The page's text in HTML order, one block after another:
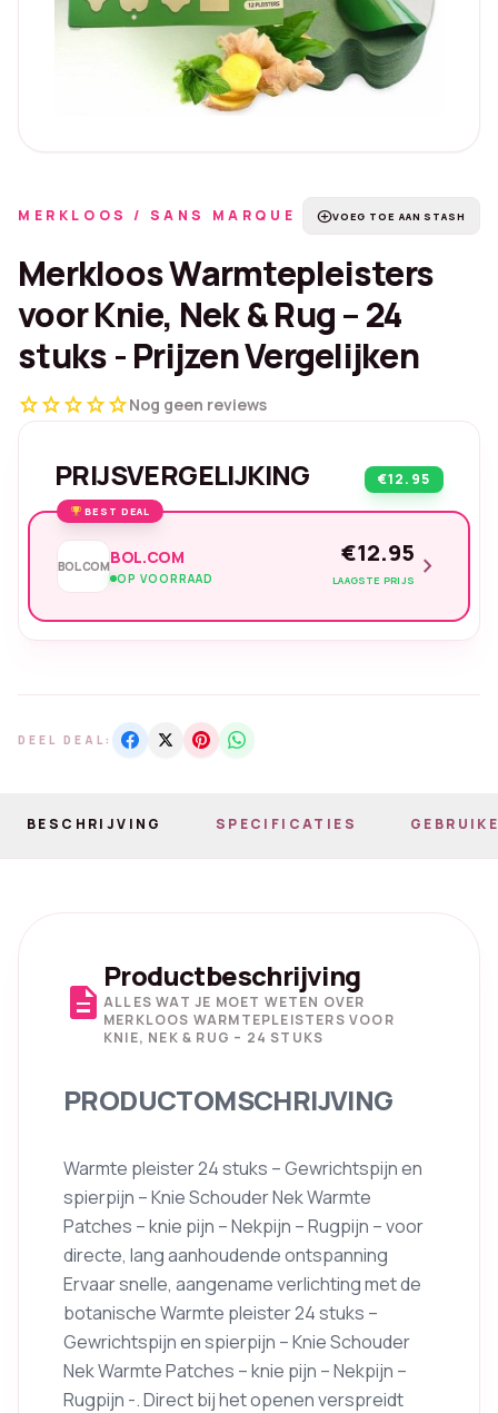
MERKLOOS / SANS MARQUE add_circleVOEG TOE AAN STASH
Merkloos Warmtepleisters
voor Knie, Nek & Rug – 24
stuks - Prijzen Vergelijken
starstarstarstarstarNog geen reviews
PRIJSVERGELIJKING €12.95
BEST DEAL
BOL.COMBOL.COM
OP VOORRAAD
€12.95
LAAGSTE PRIJS chevron_right
DEEL DEAL:
BESCHRIJVING SPECIFICATIES
description
Productbeschrijving
ALLES WAT JE MOET WETEN OVER
MERKLOOS WARMTEPLEISTERS VOOR
KNIE, NEK & RUG – 24 STUKS
PRODUCTOMSCHRIJVING
Warmte pleister 24 stuks – Gewrichtspijn en
spierpijn – Knie Schouder Nek Warmte
Patches – knie pijn – Nekpijn – Rugpijn – voor
directe, lang aanhoudende ontspanning
Ervaar snelle, aangename verlichting met de
botanische Warmte pleister 24 stuks –
Gewrichtspijn en spierpijn – Knie Schouder
Nek Warmte Patches – knie pijn – Nekpijn –
Rugpijn -. Direct bij het openen verspreidt